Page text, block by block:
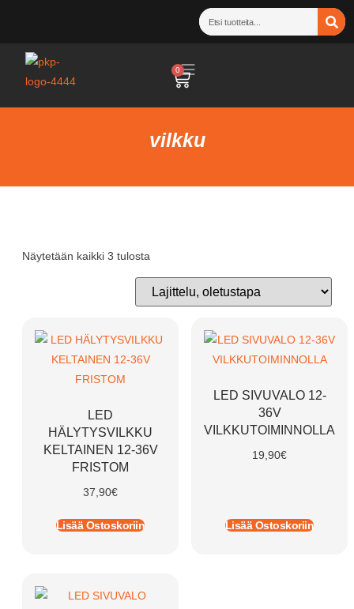
0
vilkku
Näytetään kaikki 3 tulosta
LED
HÄLYTYSVILKKU
KELTAINEN 12-36V
FRISTOM
37,90€
Lisää Ostoskoriin
LED SIVUVALO 12-
36V
VILKKUTOIMINNOLLA
19,90€
Lisää Ostoskoriin